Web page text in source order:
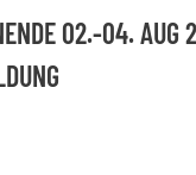
02.-04. AUG